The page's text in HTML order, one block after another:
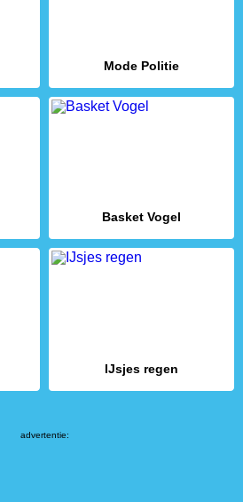
Mode Politie
Basket Vogel
IJsjes regen
advertentie: